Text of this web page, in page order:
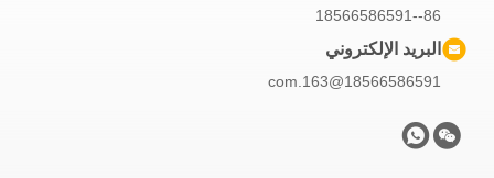
86--18566586591
البريد الإلكتروني
18566586591@163.com